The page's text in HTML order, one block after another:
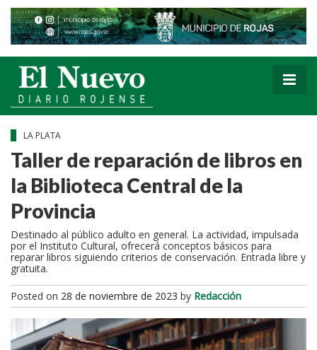
LA PLATA
Taller de reparación de libros en
la Biblioteca Central de la
Provincia
Destinado al público adulto en general. La actividad, impulsada
por el Instituto Cultural, ofrecerá conceptos básicos para
reparar libros siguiendo criterios de conservación. Entrada libre y
gratuita.
Posted on 28 de noviembre de 2023 by Redacción